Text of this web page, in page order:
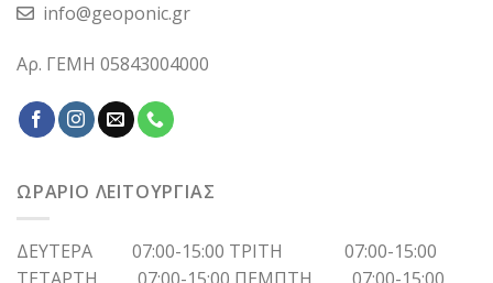
info@geoponic.gr
Αρ. ΓΕΜΗ 05843004000
ΩΡΑΡΙΟ ΛΕΙΤΟΥΡΓΙΑΣ
ΔΕΥΤΕΡΑ 07:00-15:00 ΤΡΙΤΗ 07:00-15:00